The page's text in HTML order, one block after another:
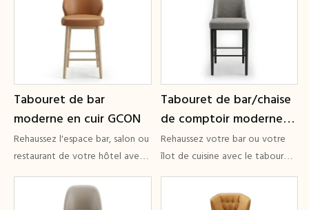
Tabouret de bar
moderne en cuir GCON
Rehaussez l'espace bar, salon ou
restaurant de votre hôtel avec
ce tabouret de bar moderne et
Tabouret de bar/chaise
de comptoir moderne
GCON CH-09 en tissu
rembourré avec repose-
pieds
Rehaussez votre bar ou votre
îlot de cuisine avec le tabouret
de bar GCON CH-09.